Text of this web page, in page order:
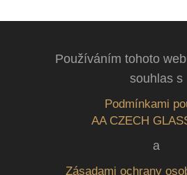
Používáním tohoto
souhlas s
Podmínkami
AA CZECH
a
Zásadami ochrany